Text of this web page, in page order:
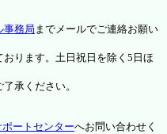
事務局 までメールでご連絡お願い
ります。土日祝日を除く5日ほ
承ください。
ートセンターへお問い合わせく